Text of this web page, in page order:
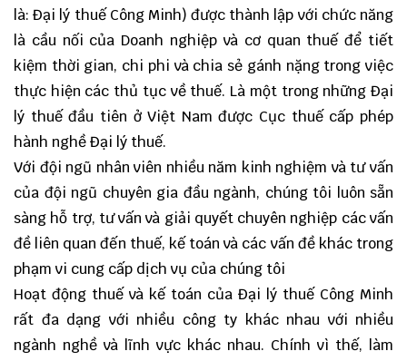
là: Đại lý thuế Công Minh) được thành lập với chức năng
là cầu nối của Doanh nghiệp và cơ quan thuế để tiết
kiệm thời gian, chi phi và chia sẻ gánh nặng trong việc
thực hiện các thủ tục về thuế. Là một trong những Đại
lý thuế đầu tiên ở Việt Nam được Cục thuế cấp phép
hành nghề Đại lý thuế.
Với đội ngũ nhân viên nhiều năm kinh nghiệm và tư vấn
của đội ngũ chuyên gia đầu ngành, chúng tôi luôn sẵn
sàng hỗ trợ, tư vấn và giải quyết chuyên nghiệp các vấn
đề liên quan đến thuế, kế toán và các vấn đề khác trong
phạm vi cung cấp dịch vụ của chúng tôi
Hoạt động thuế và kế toán của Đại lý thuế Công Minh
rất đa dạng với nhiều công ty khác nhau với nhiều
ngành nghề và lĩnh vực khác nhau. Chính vì thế, làm